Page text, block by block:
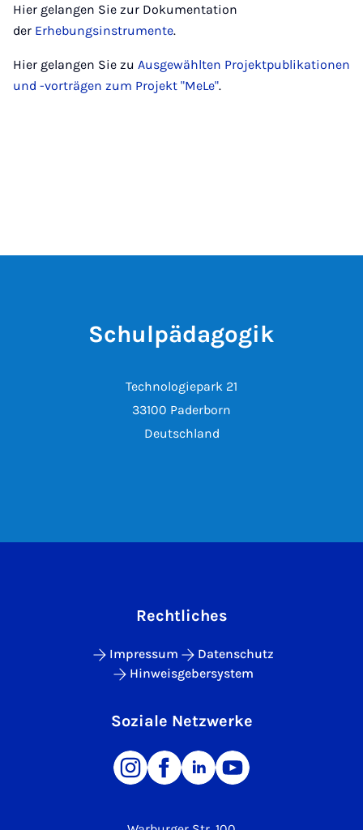
Hier gelangen Sie zur Dokumentation
der Erhebungsinstrumente.
Hier gelangen Sie zu Ausgewählten Projektpublikationen
und -vorträgen zum Projekt "MeLe".
Schulpädagogik
Technologiepark 21
33100 Paderborn
Deutschland
Rechtliches
Impressum
Datenschutz
Hinweisgebersystem
Soziale Netzwerke